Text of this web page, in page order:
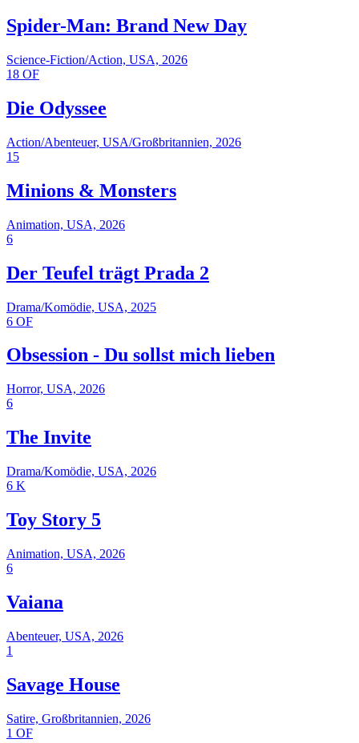
Spider-Man: Brand New Day
Science-Fiction/Action, USA, 2026
18 OF
Die Odyssee
Action/Abenteuer, USA/Großbritannien, 2026
15
Minions & Monsters
Animation, USA, 2026
6
Der Teufel trägt Prada 2
Drama/Komödie, USA, 2025
6 OF
Obsession - Du sollst mich lieben
Horror, USA, 2026
6
The Invite
Drama/Komödie, USA, 2026
6 K
Toy Story 5
Animation, USA, 2026
6
Vaiana
Abenteuer, USA, 2026
1
Savage House
Satire, Großbritannien, 2026
1 OF